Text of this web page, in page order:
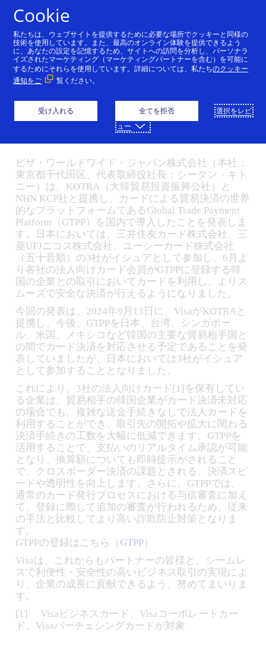
VisaとKOTRA、世界初と
なるカードによる貿易決
済のプラットフォームを
日本で開始
ビザ・ワールドワイド・ジャパン株式会社（本社：
東京都千代田区、代表取締役社長：シータン・キト
ニー）は、KOTRA（大韓貿易投資振興公社）と
NHN KCP社と提携し、カードによる貿易決済の世界
的なプラットフォームであるGlobal Trade Payment
Platform（GTPP）を国内で導入したことを発表しま
す。日本においては、三井住友カード株式会社、三
菱UFJニコス株式会社、ユーシーカード株式会社
（五十音順）の3社がイシュアとして参加し、6月よ
り各社の法人向けカード会員がGTPPに登録する韓
国の企業との取引においてカードを利用し、よりス
ムーズで安全な決済が行えるようになりました。
今回の発表は、2024年9月13日に、VisaがKOTRAと
提携し、今後、GTPPを日本、台湾、シンガポー
ル、米国、メキシコなど韓国の主要な貿易相手国と
の間でカード決済を対応させる予定であることを発
表していましたが、日本においては3社がイシュア
として参加することとなりました。
これにより、3社の法人向けカード[1]を保有してい
る企業は、貿易相手の韓国企業がカード決済未対応
の場合でも、複雑な送金手続きなしで法人カードを
利用することができ、取引先の開拓や拡大に関わる
決済手続きの工数を大幅に低減できます。GTPPを
活用することで、支払いのリアルタイム承認が可能
となり、換算額についても即時提示がされること
で、クロスボーダー決済の課題とされる、決済スピ
ードや透明性を向上します。さらに、GTPPでは、
通常のカード発行プロセスにおける与信審査に加え
て、登録に際して追加の審査が行われるため、従来
の手法と比較してより高い詐欺防止対策となりま
す。
GTPPの登録はこちら（ GTPP）
Visaは、これからもパートナーの皆様と、シームレ
スで利便性・安全性の高いビジネス取引の実現によ
り、企業の成長に貢献できるよう、努めてまいりま
す。
[1] Visaビジネスカード、Visaコーポレートカー
ド、Visaパーチェシングカードが対象
Cookie
私たちは、ウェブサイトを提供するために必要な場所でクッキーと同様の
技術を使用しています。また、最高のオンライン体験を提供できるよう
に、あなたの設定を記憶するため、サイトへの訪問を分析し、パーソナラ
イズされたマーケティング（マーケティングパートナーを含む）を可能に
するためにそれらを使用しています。詳細については、私たちのクッキー
通知をご
覧ください。
受け入れる 全てを拒否
選択をレビ
ュー